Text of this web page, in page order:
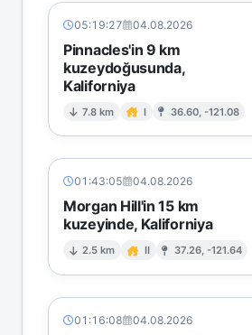
05:19:27 04.08.2026
Pinnacles'in 9 km
kuzeydoğusunda,
Kaliforniya
7.8 km I 36.60, -121.08
01:43:05 04.08.2026
Morgan Hill'in 15 km
kuzeyinde, Kaliforniya
2.5 km II 37.26, -121.64
01:16:08 04.08.2026